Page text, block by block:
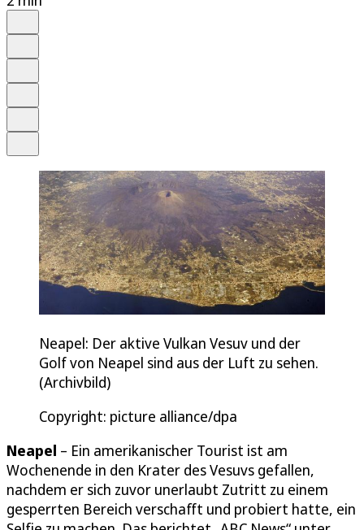
Neapel: Der aktive Vulkan Vesuv und der
Golf von Neapel sind aus der Luft zu sehen.
(Archivbild)
Copyright: picture alliance/dpa
Neapel – Ein amerikanischer Tourist ist am
Wochenende in den Krater des Vesuvs gefallen,
nachdem er sich zuvor unerlaubt Zutritt zu einem
gesperrten Bereich verschafft und probiert hatte, ein